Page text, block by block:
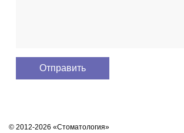
© 2012-2026 «Стоматология»